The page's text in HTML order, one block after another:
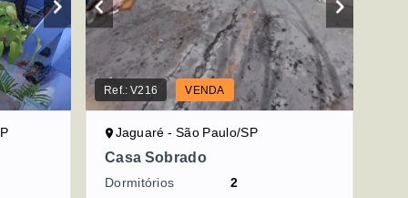
Ref.:V216 VENDA
Jaguaré - São Paulo/SP
Casa Sobrado
Dormitórios
2